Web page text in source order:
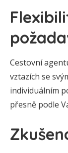
Cestovní
vztazích se
individuálním
přesně podle